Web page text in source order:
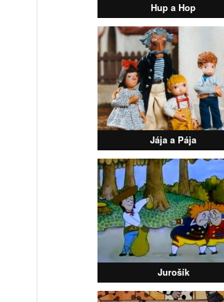
Hup a Hop
Jája a Pája
Jurošík